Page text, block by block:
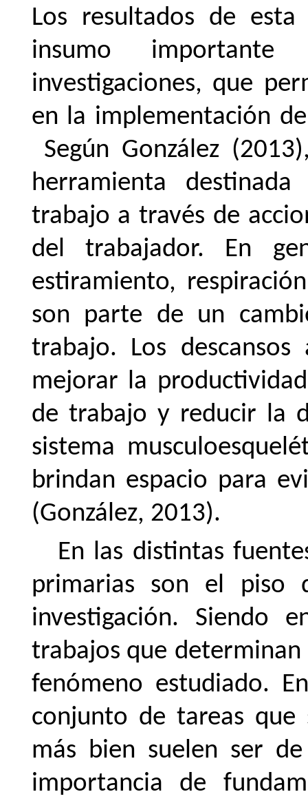
Los resultados de
insumo
investigaciones, que
en la implementación de
Según González
herramienta
trabajo a través de
del trabajador. En
estiramiento,
son parte de un
trabajo. Los
mejorar la
de trabajo y reducir la
sistema
brindan espacio para
(González, 2013).
En las distintas
primarias son el piso
investigación. Siendo
trabajos que
fenómeno estudiado.
conjunto de tareas
más bien suelen ser
importancia de